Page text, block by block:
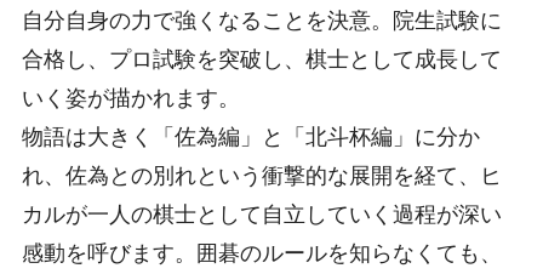
自分自身の力で強くなることを決意。院生試験に
合格し、プロ試験を突破し、棋士として成長して
いく姿が描かれます。
物語は大きく「佐為編」と「北斗杯編」に分か
れ、佐為との別れという衝撃的な展開を経て、ヒ
カルが一人の棋士として自立していく過程が深い
感動を呼びます。囲碁のルールを知らなくても、